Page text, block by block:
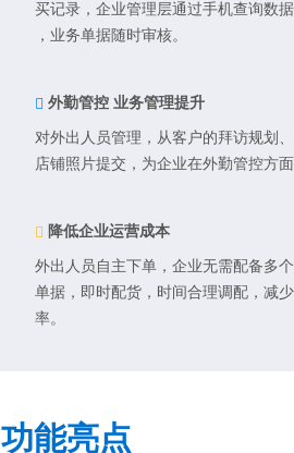
买记录，企业管理层通过手机查询数
，业务单据随时审核。
外勤管控 业务管理提升
对外出人员管理，从客户的拜访规划
店铺照片提交，为企业在外勤管控方面
降低企业运营成本
外出人员自主下单，企业无需配备多
单据，即时配货，时间合理调配，减
率。
功能亮点